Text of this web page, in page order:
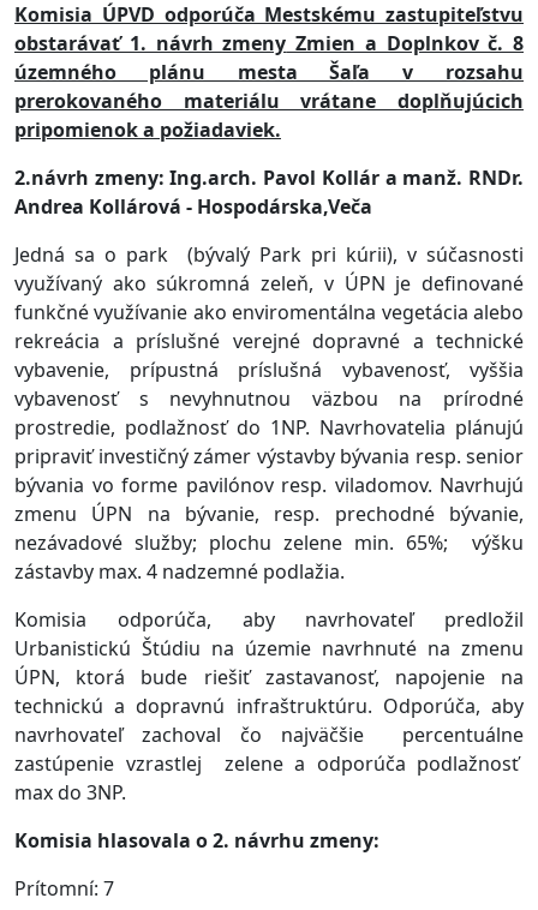
Komisia ÚPVD odporúča Mestskému zastupiteľstvu
obstarávať 1. návrh zmeny Zmien a Doplnkov č. 8
územného plánu mesta Šaľa v rozsahu
prerokovaného materiálu vrátane doplňujúcich
pripomienok a požiadaviek.
2.návrh zmeny:Ing.arch. Pavol Kollár a manž. RNDr.
Andrea Kollárová - Hospodárska,Veča
Jedná sa o park (bývalý Park pri kúrii), v súčasnosti
využívaný ako súkromná zeleň, v ÚPN je definované
funkčné využívanie ako enviromentálna vegetácia alebo
rekreácia a príslušné verejné dopravné a technické
vybavenie, prípustná príslušná vybavenosť, vyššia
vybavenosť s nevyhnutnou väzbou na prírodné
prostredie, podlažnosť do 1NP. Navrhovatelia plánujú
pripraviť investičný zámer výstavby bývania resp. senior
bývania vo forme pavilónov resp. viladomov. Navrhujú
zmenu ÚPN na bývanie, resp. prechodné bývanie,
nezávadové služby; plochu zelene min. 65%; výšku
zástavby max. 4 nadzemné podlažia.
Komisia odporúča, aby navrhovateľ predložil
Urbanistickú Štúdiu na územie navrhnuté na zmenu
ÚPN, ktorá bude riešiť zastavanosť, napojenie na
technickú a dopravnú infraštruktúru. Odporúča, aby
navrhovateľ zachoval čo najväčšie percentuálne
zastúpenie vzrastlej zelene a odporúča podlažnosť
max do 3NP.
Komisia hlasovala o 2. návrhu zmeny:
Prítomní: 7